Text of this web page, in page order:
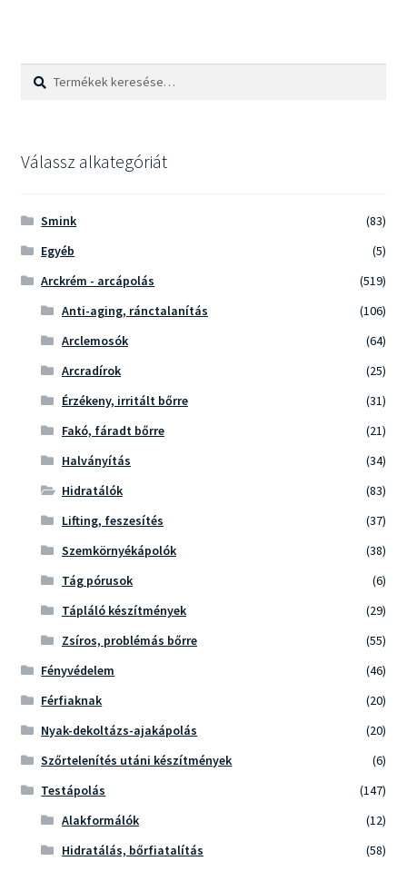
Keresés
Keresés
Válassz alkategóriát
Smink
(83)
Egyéb
(5)
Arckrém - arcápolás
(519)
Anti-aging, ránctalanítás
(106)
Arclemosók
(64)
Arcradírok
(25)
Érzékeny, irritált bőrre
(31)
Fakó, fáradt bőrre
(21)
Halványítás
(34)
Hidratálók
(83)
Lifting, feszesítés
(37)
Szemkörnyékápolók
(38)
Tág pórusok
(6)
Tápláló készítmények
(29)
Zsíros, problémás bőrre
(55)
Fényvédelem
(46)
Férfiaknak
(20)
Nyak-dekoltázs-ajakápolás
(20)
Szőrtelenítés utáni készítmények
(6)
Testápolás
(147)
Alakformálók
(12)
Hidratálás, bőrfiatalítás
(58)